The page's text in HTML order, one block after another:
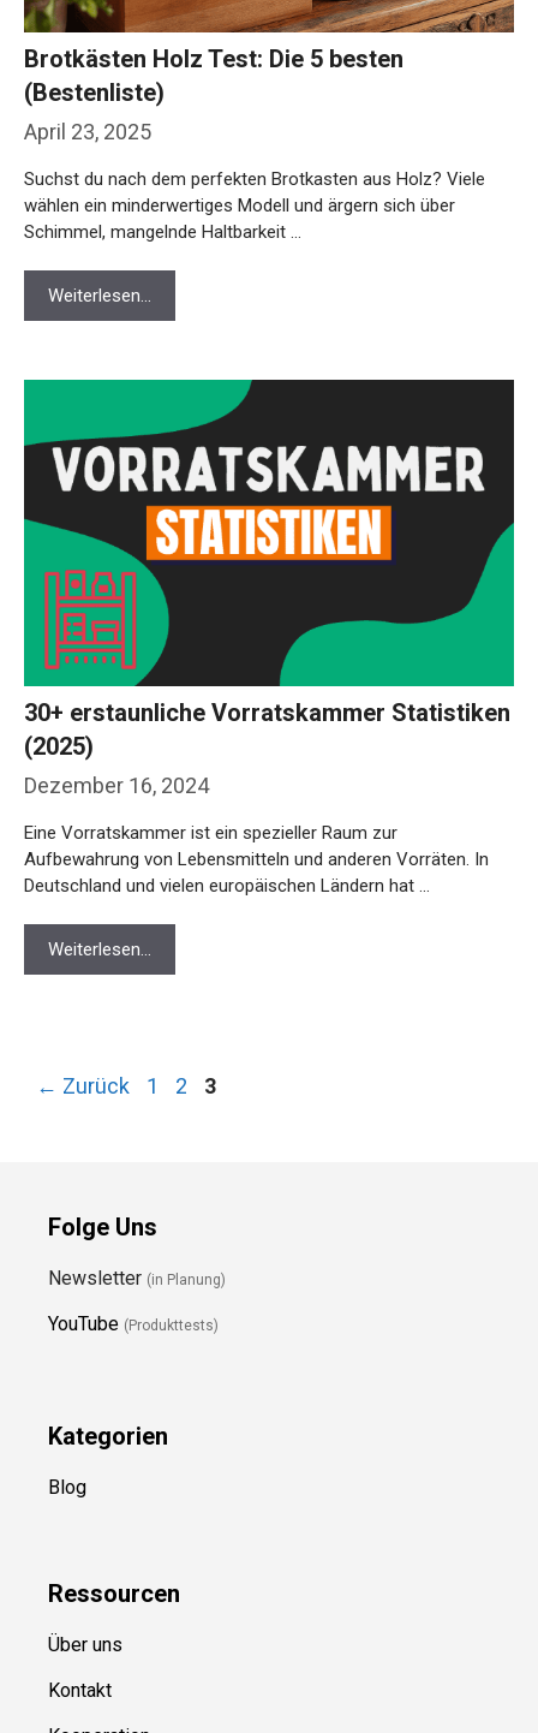
April 23, 2025
Brotkästen Holz Test: Die 5 besten
(Bestenliste)
Suchst du nach dem perfekten Brotkasten aus Holz? Viele
wählen ein minderwertiges Modell und ärgern sich über
Schimmel, mangelnde Haltbarkeit …
Weiterlesen…
Dezember 16, 2024
30+ erstaunliche Vorratskammer Statistiken
(2025)
Eine Vorratskammer ist ein spezieller Raum zur
Aufbewahrung von Lebensmitteln und anderen Vorräten. In
Deutschland und vielen europäischen Ländern hat …
Weiterlesen…
← Zurück Seite
1 Seite
2 Seite
3
Folge Uns
Newsletter (in Planung)
YouTube (Produkttests)
Kategorien
Blog
Ressourcen
Über uns
Kontakt